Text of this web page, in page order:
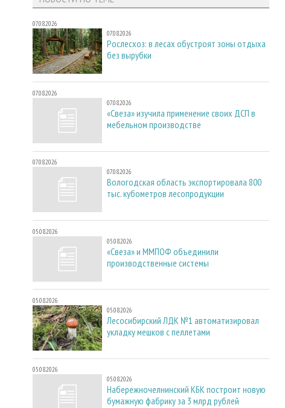
07.08.2026
07.08.2026
Рослесхоз: в лесах обустроят зоны отдыха
без вырубки
07.08.2026
07.08.2026
«Свеза» изучила применение своих ДСП в
мебельном производстве
07.08.2026
07.08.2026
Вологодская область экспортировала 800
тыс. кубометров лесопродукции
05.08.2026
05.08.2026
«Свеза» и ММПОФ объединили
производственные системы
05.08.2026
05.08.2026
Лесосибирский ЛДК №1 автоматизировал
укладку мешков с пеллетами
05.08.2026
05.08.2026
Набережночелнинский КБК построит новую
бумажную фабрику за 3 млрд рублей